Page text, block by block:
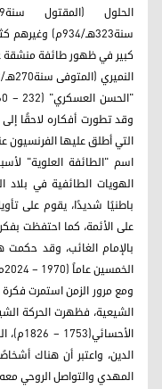
سنة323هـ/
كبير في ظهور طائفة منشقة
وقد تطورت أفكاره لاحقًا
اسم "الطائفة العلوية"
الهويات الطائفية في بلاد
باطنيًا شديدًا، يقوم على
على الأئمة، كما احتفظت
بالإمام الغائب، وقد حكمت
الخمسين عاماً (1970 – 2024م).
ومع مرور الزمن استمرت فكرة
الشيعية، فظهرت الحركة
الدين، واعتبر أن هناك
المهدي والتواصل الروحي